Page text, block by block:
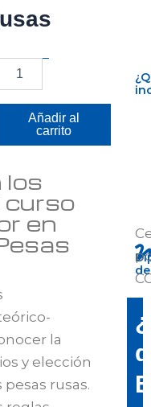
Añadir al
carrito
los
curso
en
la
y elección
rusas.